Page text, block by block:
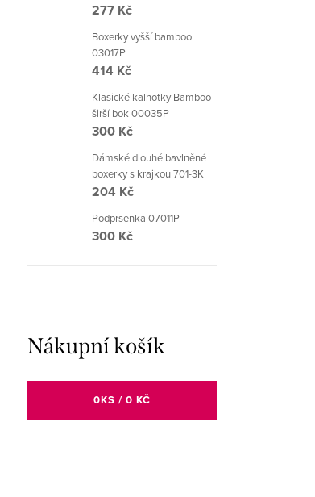
277 Kč
Boxerky vyšší bamboo
03017P
414 Kč
Klasické kalhotky Bamboo
širší bok 00035P
300 Kč
Dámské dlouhé bavlněné
boxerky s krajkou 701-3K
204 Kč
Podprsenka 07011P
300 Kč
Nákupní košík
0KS / 0 KČ